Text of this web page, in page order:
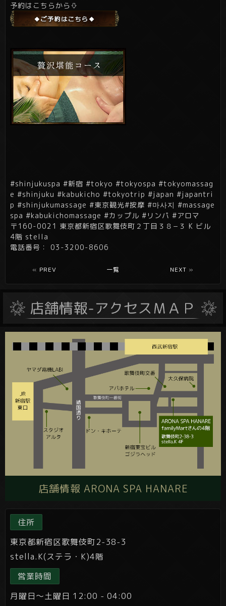
予約はこちらから⇩
#shinjukuspa #新宿 #tokyo #tokyospa #tokyomassag
e #shinjuku #kabukicho #tokyotrip #japan #japantri
p #shinjukumassage #東京観光#按摩 #마사지 #massage
spa #kabukichomassage #カップル #リンパ #アロマ
〒160-0021 東京都新宿区歌舞伎町２丁目３８−３ K ビル
4階 stella
電話番号： 03-3200-8606
« PREV 一覧 NEXT »
店舗情報 ARONA SPA HANARE
住所
東京都新宿区歌舞伎町2-38-3
stella.K(ステラ・K)4階
営業時間
月曜日～土曜日 12:00 - 04:00